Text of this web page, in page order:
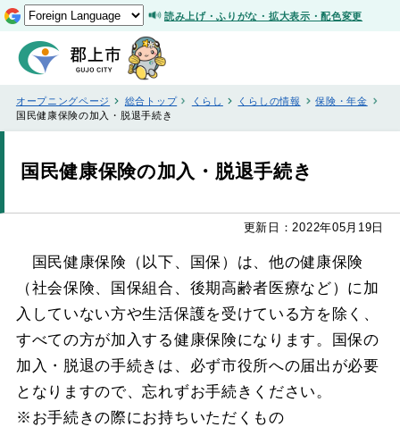
読み上げ・ふりがな・拡大表示・配色変更
オープニングページ 総合トップ くらし くらしの情報
保険・年金
国民健康保険の加入・脱退手続き
国民健康保険の加入・脱退手続き
更新日：2022年05月19日
国民健康保険（以下、国保）は、他の健康保険
（社会保険、国保組合、後期高齢者医療など）に加
入していない方や生活保護を受けている方を除く、
すべての方が加入する健康保険になります。国保の
加入・脱退の手続きは、必ず市役所への届出が必要
となりますので、忘れずお手続きください。
※お手続きの際にお持ちいただくもの